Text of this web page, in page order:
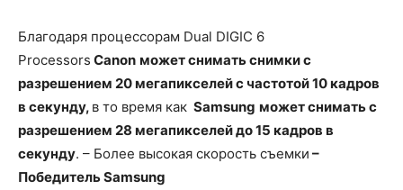
Благодаря процессорам Dual DIGIC 6
Processors Canon может снимать снимки с
разрешением 20 мегапикселей с частотой 10 кадров
в секунду, в то время как Samsung может снимать с
разрешением 28 мегапикселей до 15 кадров в
секунду. – Более высокая скорость съемки –
ПобедительSamsung